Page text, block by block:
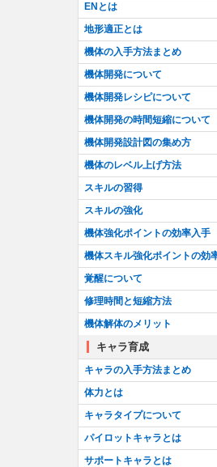
ENとは
地形適正とは
機体の入手方法まとめ
機体開発について
機体開発レシピについて
機体開発の時間短縮について
機体開発設計図の集め方
機体のレベル上げ方法
スキルの習得
スキルの強化
機体強化ポイントの効率入手
機体スキル強化ポイントの効
覚醒について
修理時間と短縮方法
機体解体のメリット
キャラ育成
キャラの入手方法まとめ
体力とは
キャラタイプについて
パイロットキャラとは
サポートキャラとは